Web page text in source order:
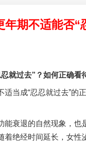
年期不适能否“
过去”？如何正确看
成“忍忍就过去”的
衰退的自然现象，也
着绝经时间延长，女